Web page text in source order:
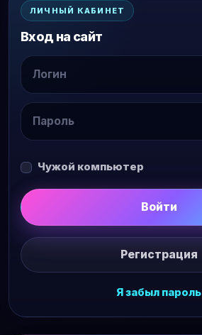
ЛИЧНЫЙ КАБИНЕТ
Вход на сайт
Чужой компьютер
Войти
Регистрация
Я забыл пароль